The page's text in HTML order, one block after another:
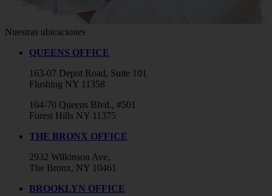
Nuestras ubicaciones
QUEENS OFFICE
163-07 Depot Road, Suite 101
Flushing NY 11358
104-70 Queens Blvd., #501
Forest Hills NY 11375
THE BRONX OFFICE
2932 Wilkinson Ave,
The Bronx, NY 10461
BROOKLYN OFFICE